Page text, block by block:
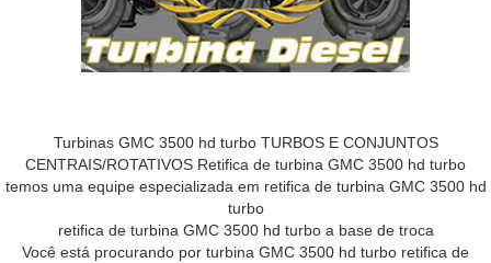
Turbinas GMC 3500 hd turbo TURBOS E CONJUNTOS
CENTRAIS/ROTATIVOS Retifica de turbina GMC 3500 hd turbo
temos uma equipe especializada em retifica de turbina GMC 3500 hd
turbo
retifica de turbina GMC 3500 hd turbo a base de troca
Você está procurando por turbina GMC 3500 hd turbo retifica de